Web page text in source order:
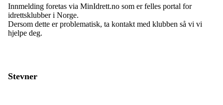
Innmelding foretas via MinIdrett.no som er felles portal for
idrettsklubber i Norge.
Dersom dette er problematisk, ta kontakt med klubben så vi vi
hjelpe deg.
Stevner